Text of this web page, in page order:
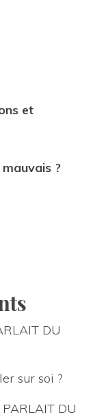
et
?
DU
sur soi ?
PARLAIT DU